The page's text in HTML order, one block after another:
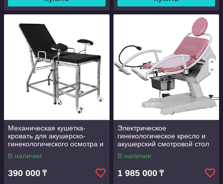
Механическая кушетка-
кровать для акушерско-
гинекологического осмотра и
родовспоможения модели
HC-I006C
В наличии
390 000 ₸
Электрическое
гинекологическое кресло и
акушерский смотровой стол
модели KY-SZ-I
В наличии
1 985 000 ₸